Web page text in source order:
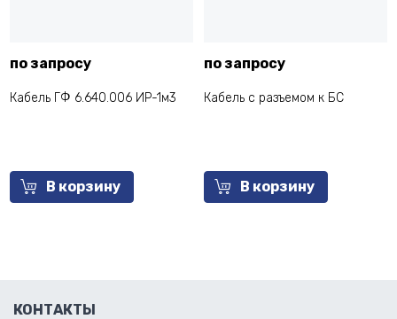
по запросу
Кабель ГФ 6.640.006 ИР-1м3
В корзину
по запросу
Кабель с разъемом к БС
В корзину
КОНТАКТЫ